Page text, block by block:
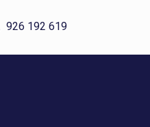
926 192 619